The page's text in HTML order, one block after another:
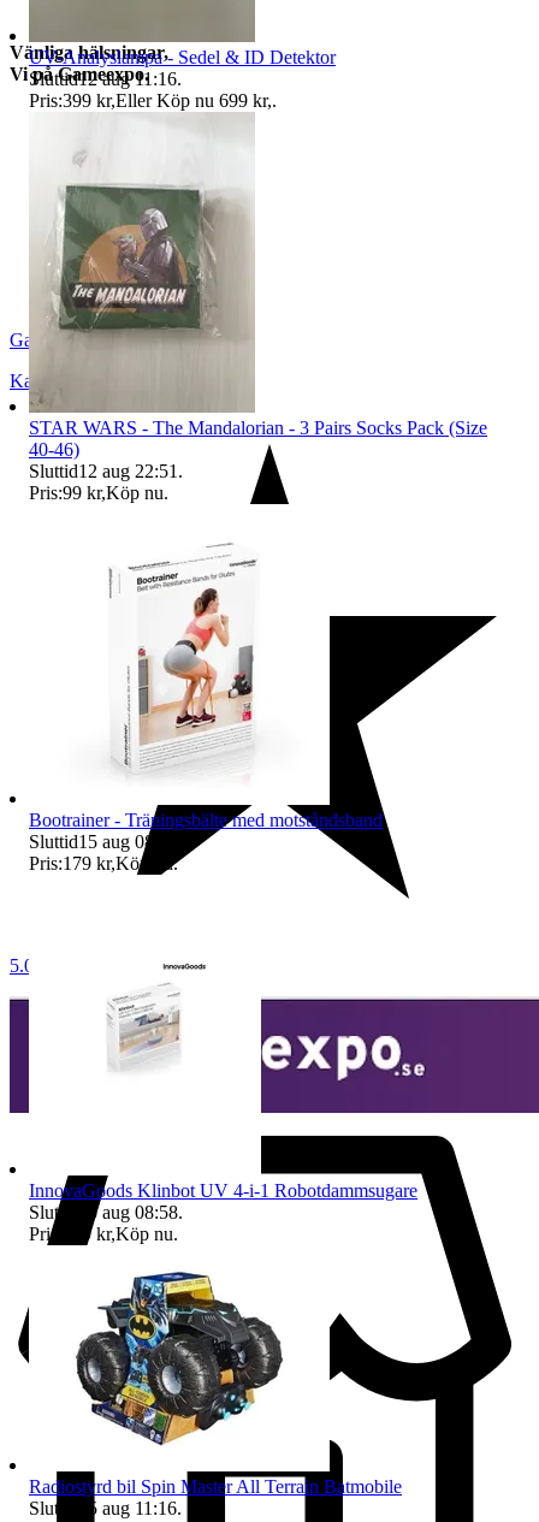
Vänliga hälsningar,
Vi på Gameexpo.
Gameexpo
Kallinge
5.0
UV-Analyslampa - Sedel & ID Detektor
Sluttid12 aug 11:16.
Pris:399 kr,Eller Köp nu 699 kr,.
STAR WARS - The Mandalorian - 3 Pairs Socks Pack (Size
40-46)
Sluttid12 aug 22:51 .
Pris:99 kr,Köp nu.
Bootrainer - Träningsbälte med motståndsband
Sluttid15 aug 08:58
Pris:179 kr,Köp nu.
InnovaGoods Klinbot UV 4-i-1 Robotdammsugare
Sluttid
15 aug 08:58.
Pris:
359 kr,Köp nu.
Radiostyrd bil Spin Master All Terrain Batmobile
Sluttid
15 aug 11:16.